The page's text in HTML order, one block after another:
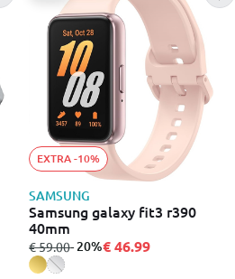
EXTRA -10%
SAMSUNG
Samsung galaxy fit3 r390
40mm
από
€ 59.00σε
- 20%€ 46.99